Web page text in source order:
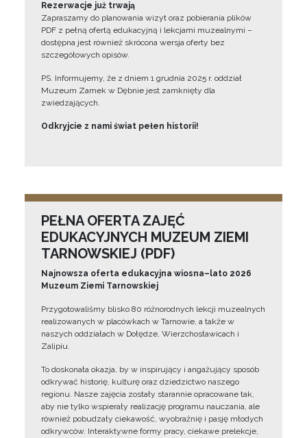
Rezerwacje już trwają
Zapraszamy do planowania wizyt oraz pobierania plików
PDF z pełną ofertą edukacyjną i lekcjami muzealnymi –
dostępna jest również skrócona wersja oferty bez
szczegółowych opisów.
PS. Informujemy, że z dniem 1 grudnia 2025 r. oddział
Muzeum Zamek w Dębnie jest zamknięty dla
zwiedzających.
Odkryjcie z nami świat pełen historii!
PEŁNA OFERTA ZAJĘĆ
EDUKACYJNYCH MUZEUM ZIEMI
TARNOWSKIEJ (PDF)
Najnowsza oferta edukacyjna wiosna–lato 2026
Muzeum Ziemi Tarnowskiej
Przygotowaliśmy blisko 80 różnorodnych lekcji muzealnych
realizowanych w placówkach w Tarnowie, a także w
naszych oddziałach w Dołędze, Wierzchosławicach i
Zalipiu.
To doskonała okazja, by w inspirujący i angażujący sposób
odkrywać historię, kulturę oraz dziedzictwo naszego
regionu. Nasze zajęcia zostały starannie opracowane tak,
aby nie tylko wspierały realizację programu nauczania, ale
również pobudzały ciekawość, wyobraźnię i pasję młodych
odkrywców. Interaktywne formy pracy, ciekawe prelekcje,